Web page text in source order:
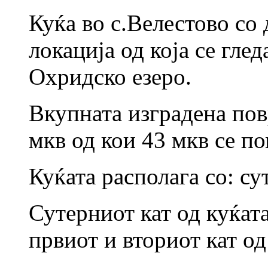
Куќа во с.Велестово
локација од која се
Охридско езеро.
Вкупната изградена
мкв од кои 43 мкв се
Куќата располага со:
Сутерниот кат од
првиот и вториот кат